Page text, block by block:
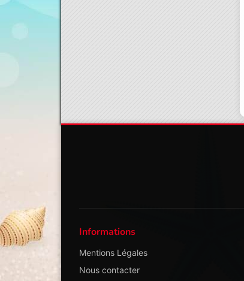
Informations
Mentions Légales
Nous contacter